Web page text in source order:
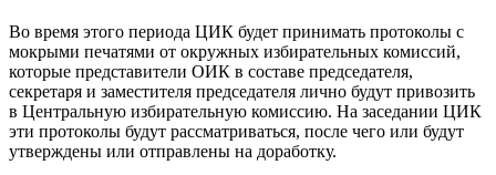
Во время этого периода ЦИК будет принимать протоколы с
мокрыми печатями от окружных избирательных комиссий,
которые представители ОИК в составе председателя,
секретаря и заместителя председателя лично будут привозить
в Центральную избирательную комиссию. На заседании ЦИК
эти протоколы будут рассматриваться, после чего или будут
утверждены или отправлены на доработку.